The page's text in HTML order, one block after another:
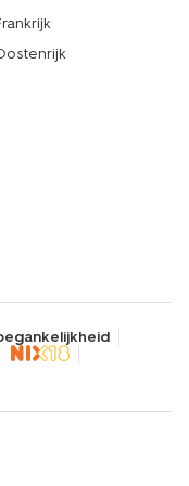
van een hele
voelt hij extra
vaak favoriet